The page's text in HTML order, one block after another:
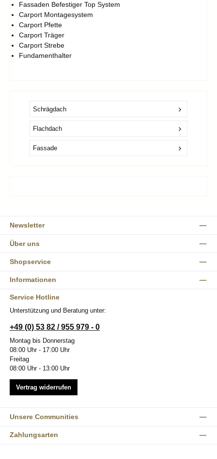
Fassaden Befestiger Top System
Carport Montagesystem
Carport Pfette
Carport Träger
Carport Strebe
Fundamenthalter
Schrägdach
Flachdach
Fassade
Newsletter
Über uns
Shopservice
Informationen
Service Hotline
Unterstützung und Beratung unter:
+49 (0) 53 82 / 955 979 - 0
Montag bis Donnerstag
08:00 Uhr - 17:00 Uhr
Freitag
08:00 Uhr - 13:00 Uhr
Vertrag widerrufen
Unsere Communities
Zahlungsarten